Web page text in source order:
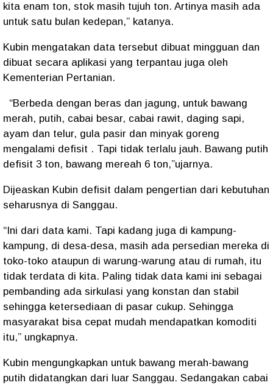
kita enam ton, stok masih tujuh ton. Artinya masih ada
untuk satu bulan kedepan,” katanya.
Kubin mengatakan data tersebut dibuat mingguan dan
dibuat secara aplikasi yang terpantau juga oleh
Kementerian Pertanian.
“Berbeda dengan beras dan jagung, untuk bawang
merah, putih, cabai besar, cabai rawit, daging sapi,
ayam dan telur, gula pasir dan minyak goreng
mengalami defisit . Tapi tidak terlalu jauh. Bawang putih
defisit 3 ton, bawang mereah 6 ton,”ujarnya.
Dijeaskan Kubin defisit dalam pengertian dari kebutuhan
seharusnya di Sanggau.
“Ini dari data kami. Tapi kadang juga di kampung-
kampung, di desa-desa, masih ada persedian mereka di
toko-toko ataupun di warung-warung atau di rumah, itu
tidak terdata di kita. Paling tidak data kami ini sebagai
pembanding ada sirkulasi yang konstan dan stabil
sehingga ketersediaan di pasar cukup. Sehingga
masyarakat bisa cepat mudah mendapatkan komoditi
itu,” ungkapnya.
Kubin mengungkapkan untuk bawang merah-bawang
putih didatangkan dari luar Sanggau. Sedangakan cabai